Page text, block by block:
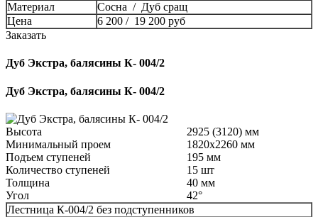
Материал
Сосна / Дуб сращ
Цена
6 200 / 19 200 руб
Заказать
Дуб Экстра, балясины К- 004/2
Дуб Экстра, балясины К- 004/2
Высота
2925 (3120) мм
Минимальный проем
1820x2260 мм
Подъем ступеней
195 мм
Количество ступеней
15 шт
Толщина
40 мм
Угол
42°
Лестница К-004/2 без подступенников